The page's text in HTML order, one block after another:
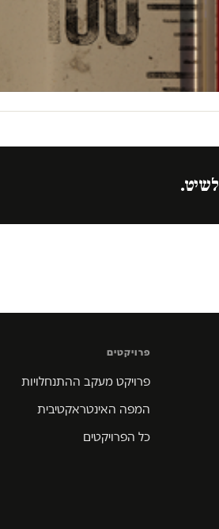
פרויקטים
פרויקט מעקב ההתנחלויות
המפה האינטראקטיבית
כל הפרויקטים